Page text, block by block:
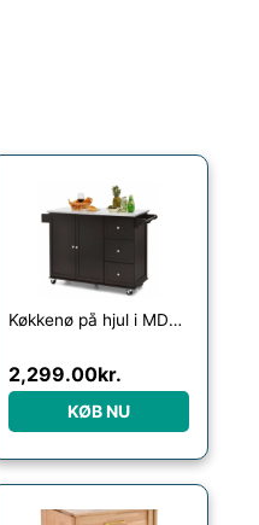
Køkkenø på hjul i MDF og rustfri stål H91,5 x B113,5 – 135 x D45,5 cm – Mørkebrun/Stål
2,299.00kr.
KØB NU